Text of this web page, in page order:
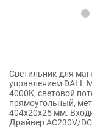
Светильник для
управлением DALI.
4000K, световой
прямоугольный,
404x20x25 мм.
Драйвер AС230V/